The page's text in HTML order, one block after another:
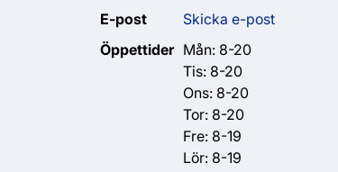
E-post
Skicka e-post
Öppettider Mån: 8-20
Tis: 8-20
Ons: 8-20
Tor: 8-20
Fre: 8-19
Lör: 8-19